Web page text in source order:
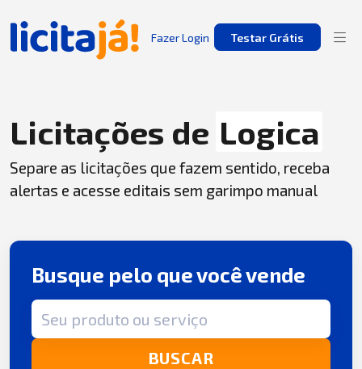
Fazer Login Testar Grátis
Licitações de Logica
Separe as licitações que fazem sentido, receba
alertas e acesse editais sem garimpo manual
Busque pelo que você vende
Termo de busca
BUSCAR